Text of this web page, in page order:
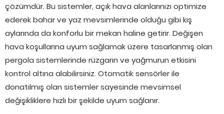
çözümdür. Bu sistemler, açık hava alanlarınızı optimize
ederek bahar ve yaz mevsimlerinde olduğu gibi kış
aylarında da konforlu bir mekan haline getirir. Değişen
hava koşullarına uyum sağlamak üzere tasarlanmış olan
pergola sistemlerinde rüzgarın ve yağmurun etkisini
kontrol altına alabilirsiniz. Otomatik sensörler ile
donatılmış olan sistemler sayesinde mevsimsel
değişikliklere hızlı bir şekilde uyum sağlanır.